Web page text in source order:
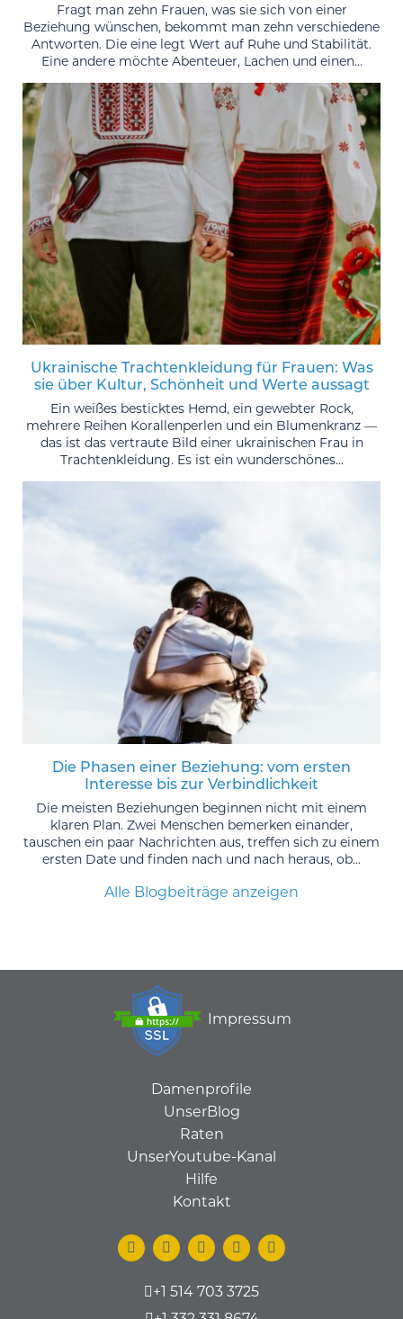
Fragt man zehn Frauen, was sie sich von einer
Beziehung wünschen, bekommt man zehn verschiedene
Antworten. Die eine legt Wert auf Ruhe und Stabilität.
Eine andere möchte Abenteuer, Lachen und einen...
Ukrainische Trachtenkleidung für Frauen: Was
sie über Kultur, Schönheit und Werte aussagt
Ein weißes besticktes Hemd, ein gewebter Rock,
mehrere Reihen Korallenperlen und ein Blumenkranz —
das ist das vertraute Bild einer ukrainischen Frau in
Trachtenkleidung. Es ist ein wunderschönes...
Die Phasen einer Beziehung: vom ersten
Interesse bis zur Verbindlichkeit
Die meisten Beziehungen beginnen nicht mit einem
klaren Plan. Zwei Menschen bemerken einander,
tauschen ein paar Nachrichten aus, treffen sich zu einem
ersten Date und finden nach und nach heraus, ob...
Alle Blogbeiträge anzeigen
Impressum
Damenprofile
UnserBlog
Raten
UnserYoutube-Kanal
Hilfe
Kontakt
+1 514 703 3725